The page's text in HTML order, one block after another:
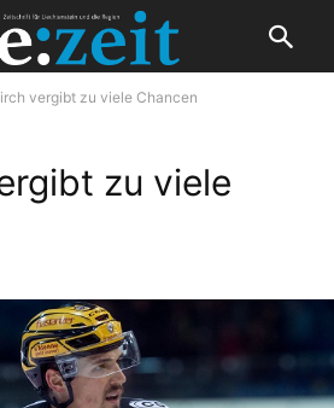
vergibt zu viele Chancen
zu viele